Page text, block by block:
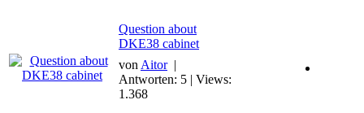
Question about
DKE38 cabinet
von Aitor |
Antworten: 5 | Views:
1.368